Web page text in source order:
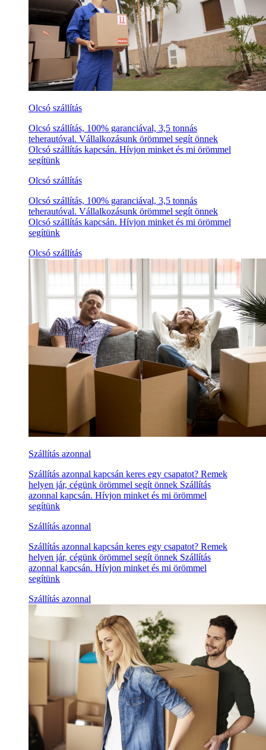
Olcsó szállítás
Olcsó szállítás, 100% garanciával, 3,5 tonnás
teherautóval. Vállalkozásunk örömmel segít önnek
Olcsó szállítás kapcsán. Hívjon minket és mi örömmel
segítünk
Olcsó szállítás
Olcsó szállítás, 100% garanciával, 3,5 tonnás
teherautóval. Vállalkozásunk örömmel segít önnek
Olcsó szállítás kapcsán. Hívjon minket és mi örömmel
segítünk
Olcsó szállítás
Szállítás azonnal
Szállítás azonnal kapcsán keres egy csapatot? Remek
helyen jár, cégünk örömmel segít önnek Szállítás
azonnal kapcsán. Hívjon minket és mi örömmel
segítünk
Szállítás azonnal
Szállítás azonnal kapcsán keres egy csapatot? Remek
helyen jár, cégünk örömmel segít önnek Szállítás
azonnal kapcsán. Hívjon minket és mi örömmel
segítünk
Szállítás azonnal